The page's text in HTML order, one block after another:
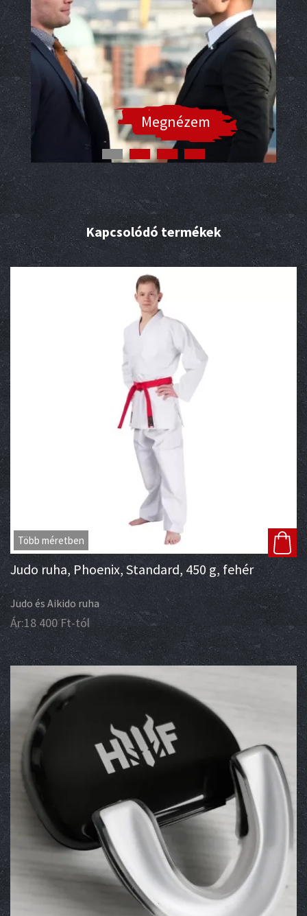
Megnézem
Kapcsolódó termékek
Több méretben
Judo ruha, Phoenix, Standard, 450 g, fehér
Judo és Aikido ruha
Ár:18 400Ft-tól